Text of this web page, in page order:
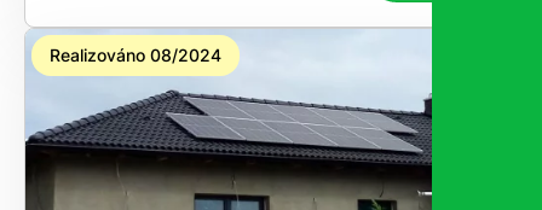
Realizováno 08/2024